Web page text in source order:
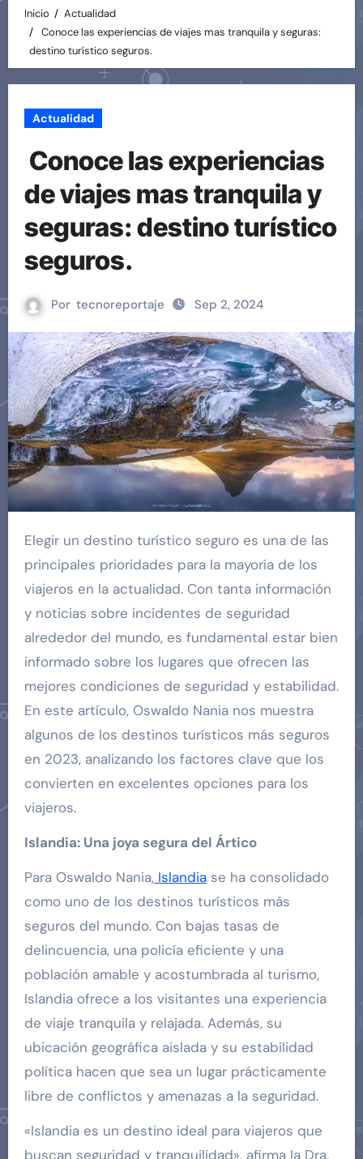
Inicio
Actualidad
Conoce las experiencias de viajes mas tranquila y seguras:
destino turístico seguros.
Actualidad
Conoce las experiencias
de viajes mas tranquila y
seguras: destino turístico
seguros.
Por tecnoreportaje Sep 2, 2024
Elegir un destino turístico seguro es una de las
principales prioridades para la mayoría de los
viajeros en la actualidad. Con tanta información
y noticias sobre incidentes de seguridad
alrededor del mundo, es fundamental estar bien
informado sobre los lugares que ofrecen las
mejores condiciones de seguridad y estabilidad.
En este artículo, Oswaldo Nania nos muestra
algunos de los destinos turísticos más seguros
en 2023, analizando los factores clave que los
convierten en excelentes opciones para los
viajeros.
Islandia: Una joya segura del Ártico
Para Oswaldo Nania,Islandiase ha consolidado
como uno de los destinos turísticos más
seguros del mundo. Con bajas tasas de
delincuencia, una policía eficiente y una
población amable y acostumbrada al turismo,
Islandia ofrece a los visitantes una experiencia
de viaje tranquila y relajada. Además, su
ubicación geográfica aislada y su estabilidad
política hacen que sea un lugar prácticamente
libre de conflictos y amenazas a la seguridad.
«Islandia es un destino ideal para viajeros que
buscan seguridad y tranquilidad», afirma la Dra.